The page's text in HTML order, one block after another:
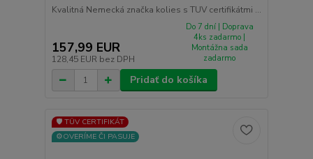
Kvalitná Nemecká značka kolies s TUV certifikátmi ...
157,99 EUR
128,45 EUR bez DPH
Do 7 dní | Doprava
4ks zadarmo |
Montážna sada
zadarmo
Pridať do košíka
🛡️ TÜV CERTIFIKÁT
⚙️OVERÍME ČI PASUJE